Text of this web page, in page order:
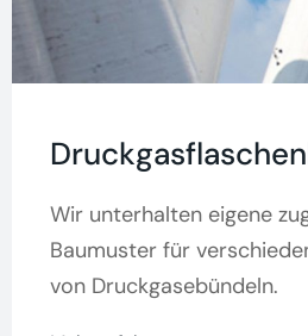
Wir unterhalten eigene
Baumuster für
von Druckgasebündeln.